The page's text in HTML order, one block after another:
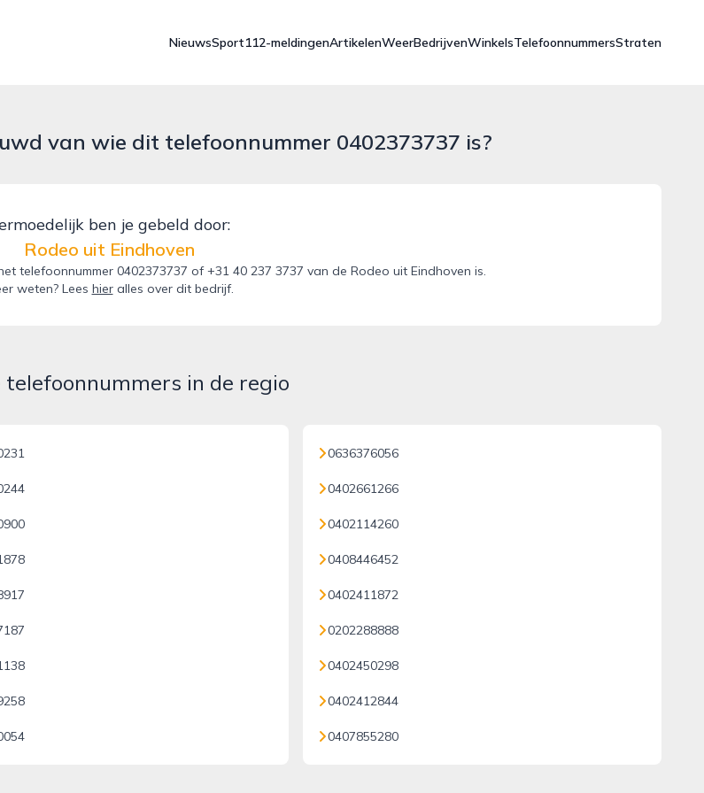
NieuwsSport112-meldingenArtikelenWeerBedrijvenWinkelsTelefoonnummersStraten
van wie dit telefoonnummer 0402373737 is?
ben je gebeld door:
Rodeo uit Eindhoven
telefoonnummer 0402373737 of +31 40 237 3737 van de Rodeo uit Eindhoven is.
weten? Lees hieralles over dit bedrijf.
in de regio
0636376056
0402661266
0402114260
0408446452
0402411872
0202288888
0402450298
0402412844
0407855280